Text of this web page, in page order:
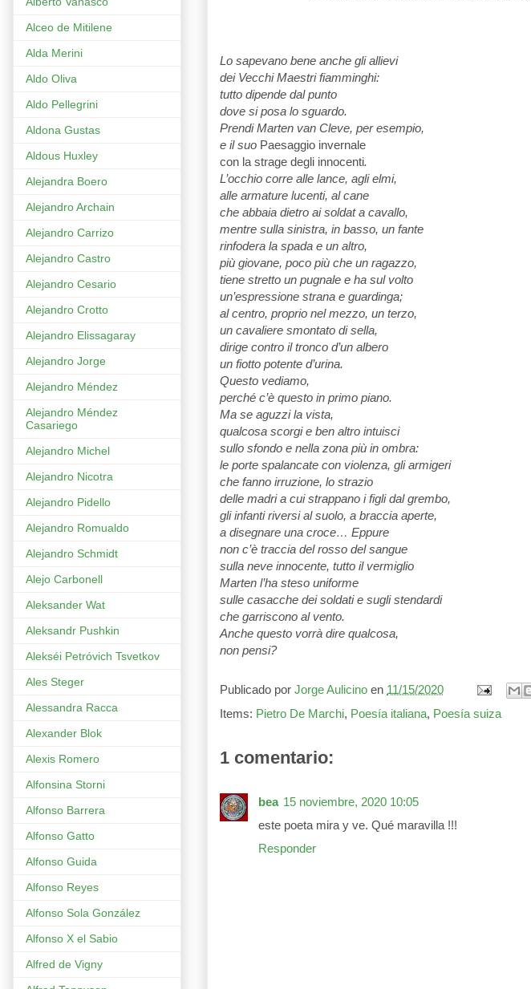
Lo sapevano bene anche gli allievi
dei Vecchi Maestri fiamminghi:
tutto dipende dal punto
dove si posa lo sguardo.
Prendi Marten van Cleve, per esempio,
e il suo Paesaggio invernale
con la strage degli innocenti.
L’occhio corre alle lance, agli elmi,
alle armature lucenti, al cane
che abbaia dietro ai soldat a cavallo,
mentre sulla sinistra, in basso, un fante
rinfodera la spada e un altro,
più giovane, poco più che un ragazzo,
tiene stretto un pugnale e ha sul volto
un’espressione strana e guardinga;
al centro, proprio nel mezzo, un terzo,
un cavaliere smontato di sella,
dirige contro il tronco d’un albero
un fiotto potente d’urina.
Questo vediamo,
perché c’è questo in primo piano.
Ma se aguzzi la vista,
qualcosa scorgi e ben altro intuisci
sullo sfondo e nella zona più in ombra:
le porte spalancate con violenza, gli armigeri
che fanno irruzione, lo strazio
delle madri a cui strappano i figli dal grembo,
gli infanti riversi al suolo, a braccia aperte,
a disegnare una croce… Eppure
non c’è traccia del rosso del sangue
sulla neve innocente, tutto il vermiglio
Marten l’ha steso uniforme
sulle casacche dei soldati e sugli stendardi
che garriscono al vento.
Anche questo vorrà dire qualcosa,
non pensi?
Publicado por Jorge Aulicino en 11/15/2020
Items: Pietro De Marchi, Poesía italiana, Poesía suiza
1 comentario:
bea 15 noviembre, 2020 10:05
este poeta mira y ve. Qué maravilla !!!
Responder
Alceo de Mitilene
Alda Merini
Aldo Oliva
Aldo Pellegrini
Aldona Gustas
Aldous Huxley
Alejandra Boero
Alejandro Archain
Alejandro Carrizo
Alejandro Castro
Alejandro Cesario
Alejandro Crotto
Alejandro Elissagaray
Alejandro Jorge
Alejandro Méndez
Alejandro Méndez
Casariego
Alejandro Michel
Alejandro Nicotra
Alejandro Pidello
Alejandro Romualdo
Alejandro Schmidt
Alejo Carbonell
Aleksander Wat
Aleksandr Pushkin
Alekséi Petróvich Tsvetkov
Ales Steger
Alessandra Racca
Alexander Blok
Alexis Romero
Alfonsina Storni
Alfonso Barrera
Alfonso Gatto
Alfonso Guida
Alfonso Reyes
Alfonso Sola González
Alfonso X el Sabio
Alfred de Vigny